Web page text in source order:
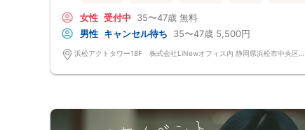
女性 受付中 35〜47歳 無料
男性 キャンセル待ち 35〜47歳 5,500円